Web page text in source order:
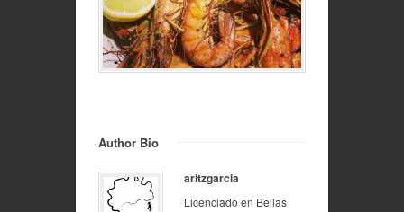
Author Bio
aritzgarcia
Licenciado en Bellas